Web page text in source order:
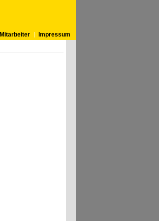
Mitarbeiter
Impressum